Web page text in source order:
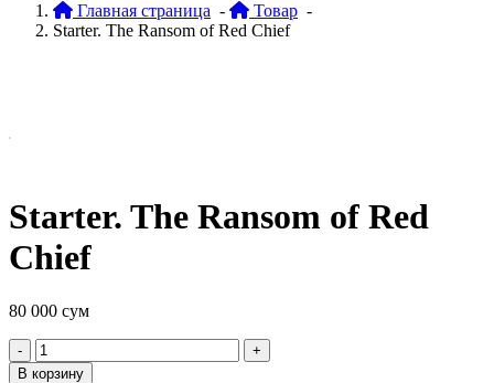
Главная страница - Товар -
Starter. The Ransom of Red Chief
Starter. The Ransom of Red
Chief
80 000 сум
Quantity
В корзину